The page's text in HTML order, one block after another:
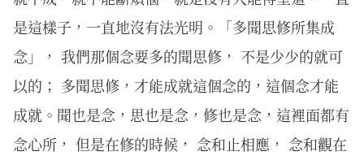
是這樣子，一直地沒有法光明。「多聞思修所集成
念」， 我們那個念要多的聞思修， 不是少少的就可
以的； 多聞思修，才能成就這個念的，這個念才能
成就。聞也是念，思也是念，修也是念，這裡面都有
念心所， 但是在修的時候， 念和止相應， 念和觀在